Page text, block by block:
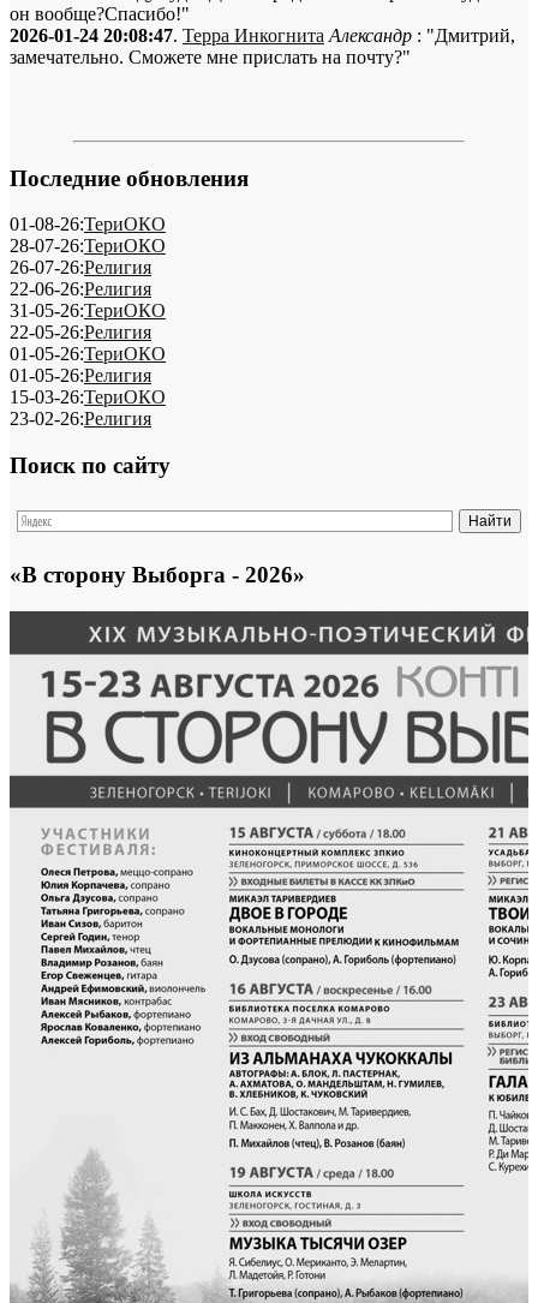
он вообще?Спасибо!"
2026-01-24 20:08:47. Терра Инкогнита Александр : "Дмитрий,
замечательно. Сможете мне прислать на почту?"
Последние обновления
01-08-26:ТериОКО
28-07-26:ТериОКО
26-07-26:Религия
22-06-26:Религия
31-05-26:ТериОКО
22-05-26:Религия
01-05-26:ТериОКО
01-05-26:Религия
15-03-26:ТериОКО
23-02-26:Религия
Поиск по сайту
«В сторону Выборга - 2026»